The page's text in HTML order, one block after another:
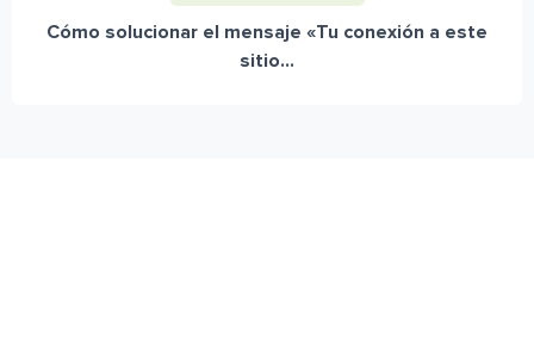
Cómo solucionar el mensaje «Tu conexión a este
sitio...